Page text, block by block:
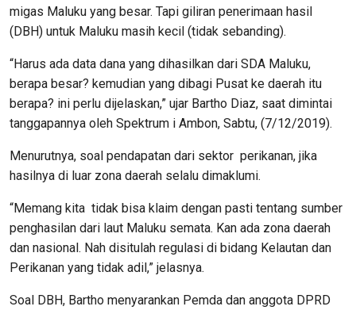
migas Maluku yang besar. Tapi giliran penerimaan hasil
(DBH) untuk Maluku masih kecil (tidak sebanding).
“Harus ada data dana yang dihasilkan dari SDA Maluku,
berapa besar? kemudian yang dibagi Pusat ke daerah itu
berapa? ini perlu dijelaskan,” ujar Bartho Diaz, saat dimintai
tanggapannya oleh Spektrum i Ambon, Sabtu, (7/12/2019).
Menurutnya, soal pendapatan dari sektor perikanan, jika
hasilnya di luar zona daerah selalu dimaklumi.
“Memang kita tidak bisa klaim dengan pasti tentang sumber
penghasilan dari laut Maluku semata. Kan ada zona daerah
dan nasional. Nah disitulah regulasi di bidang Kelautan dan
Perikanan yang tidak adil,” jelasnya.
Soal DBH, Bartho menyarankan Pemda dan anggota DPRD